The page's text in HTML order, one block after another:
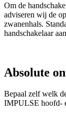
Om de
adviseren wij de
zwanenhals.
handschakelaar
Absolute
Bepaal zelf welk
IMPULSE hoofd-